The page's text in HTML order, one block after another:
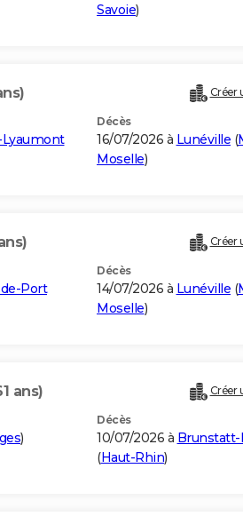
Savoie)
Créer
Décès
16/07/2026 à Lunéville (
Moselle)
Créer
Port
Décès
14/07/2026 à Lunéville (
Moselle)
ans) Créer
)
Décès
10/07/2026 à
(Haut-Rhin)